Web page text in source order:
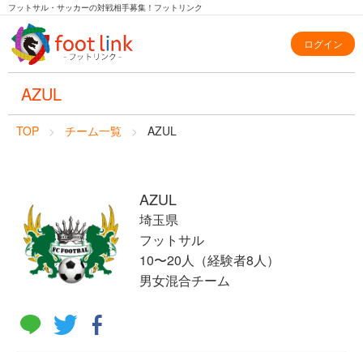
フットサル・サッカーの対戦相手募集！フットリンク
ログイン
AZUL
TOP チーム一覧 AZUL
AZUL
埼玉県
フットサル
10〜20人（経験者8人）
男女混合チーム